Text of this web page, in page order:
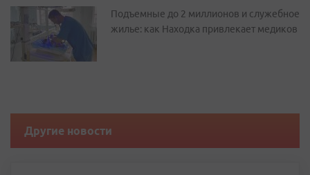
Подъемные до 2 миллионов и служебное
жилье: как Находка привлекает медиков
Другие новости